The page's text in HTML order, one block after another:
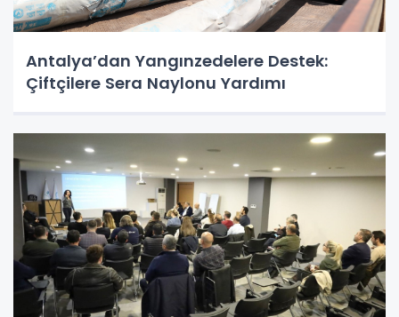
Antalya’dan Yangınzedelere Destek:
Çiftçilere Sera Naylonu Yardımı